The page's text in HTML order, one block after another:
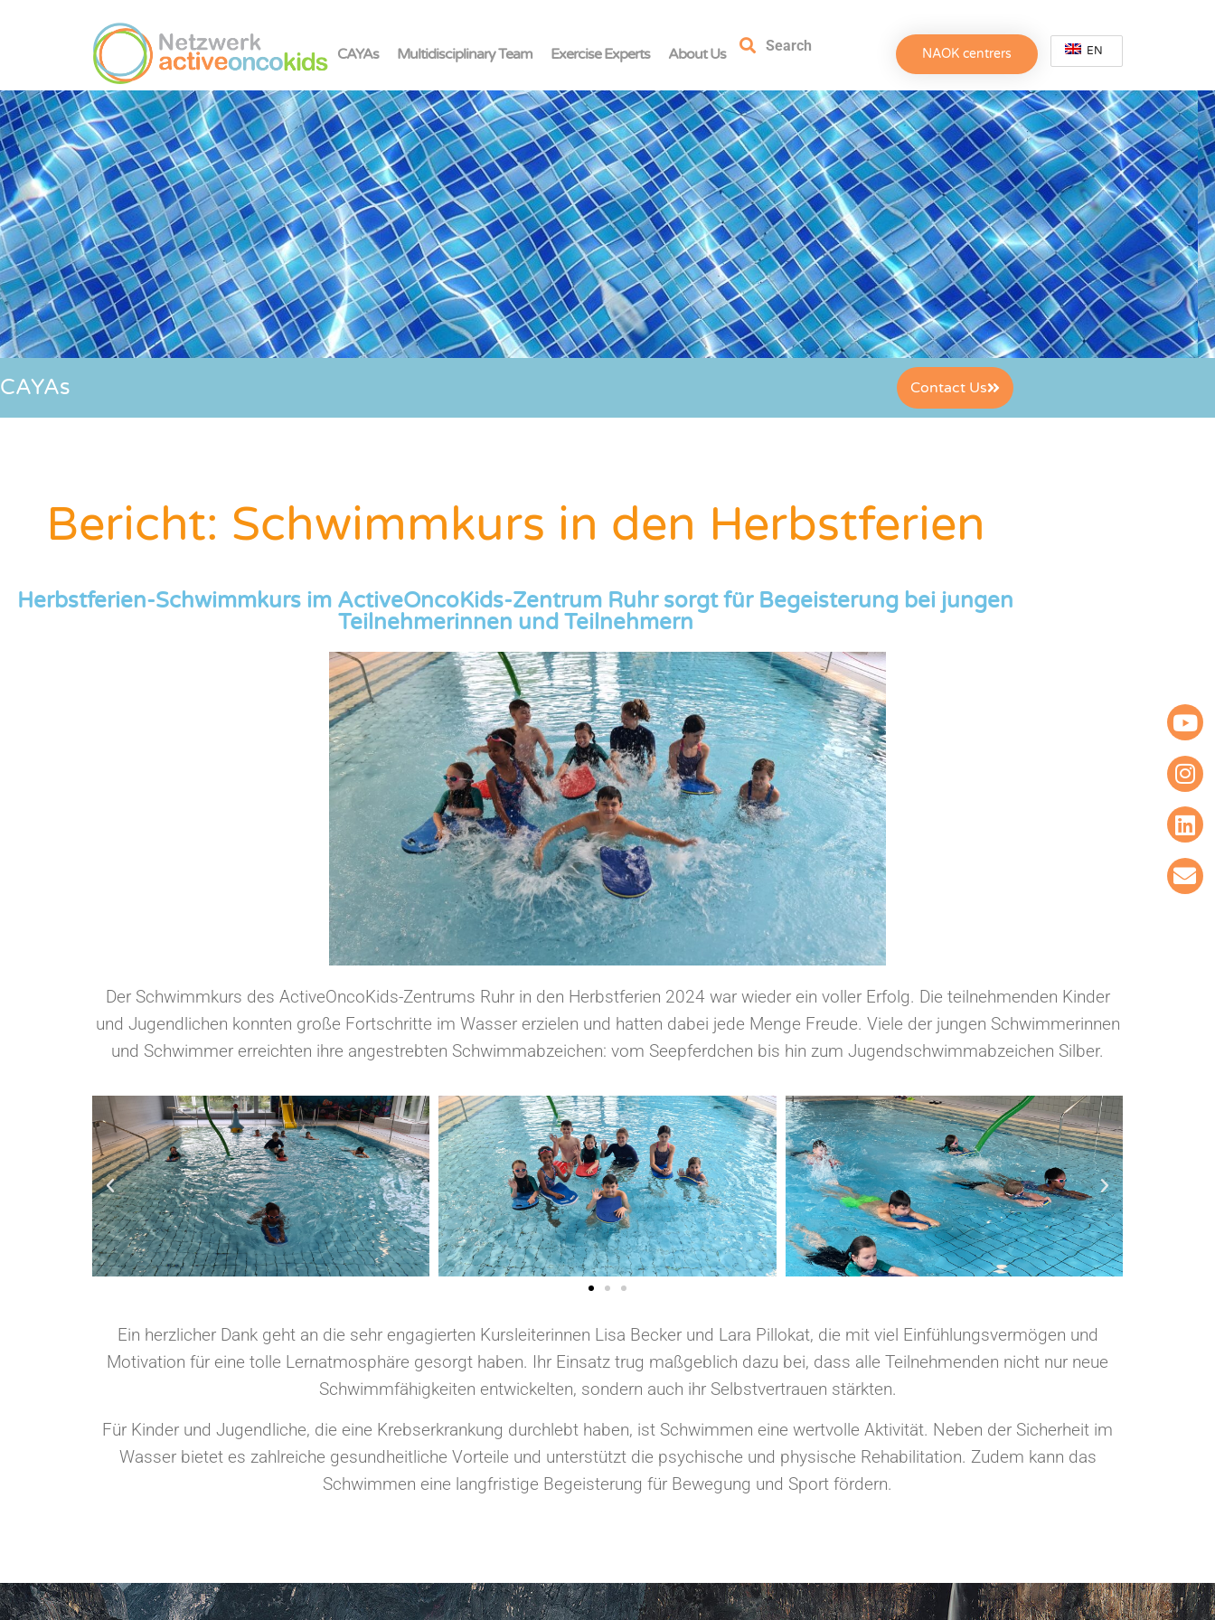
CAYAs Multidisciplinary Team Exercise Experts About Us Search NAOK centrers EN
CAYAs Contact Us
Bericht: Schwimmkurs in den Herbstferien
Herbstferien-Schwimmkurs im ActiveOncoKids-Zentrum Ruhr sorgt für Begeisterung bei jungen
Teilnehmerinnen und Teilnehmern
Der Schwimmkurs des ActiveOncoKids-Zentrums Ruhr in den Herbstferien 2024 war wieder ein voller Erfolg. Die teilnehmenden Kinder
und Jugendlichen konnten große Fortschritte im Wasser erzielen und hatten dabei jede Menge Freude. Viele der jungen Schwimmerinnen
und Schwimmer erreichten ihre angestrebten Schwimmabzeichen: vom Seepferdchen bis hin zum Jugendschwimmabzeichen Silber.
Ein herzlicher Dank geht an die sehr engagierten Kursleiterinnen Lisa Becker und Lara Pillokat, die mit viel Einfühlungsvermögen und
Motivation für eine tolle Lernatmosphäre gesorgt haben. Ihr Einsatz trug maßgeblich dazu bei, dass alle Teilnehmenden nicht nur neue
Schwimmfähigkeiten entwickelten, sondern auch ihr Selbstvertrauen stärkten.
Für Kinder und Jugendliche, die eine Krebserkrankung durchlebt haben, ist Schwimmen eine wertvolle Aktivität. Neben der Sicherheit im
Wasser bietet es zahlreiche gesundheitliche Vorteile und unterstützt die psychische und physische Rehabilitation. Zudem kann das
Schwimmen eine langfristige Begeisterung für Bewegung und Sport fördern.